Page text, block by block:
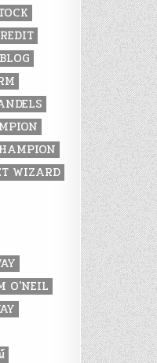
WIZARD
O'NEIL